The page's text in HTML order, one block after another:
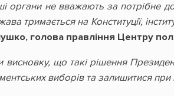
органи не вважають за потрібне
тримається на Конституції,
голова правління Центру
висновку, що такі рішення
виборів та залишитися при